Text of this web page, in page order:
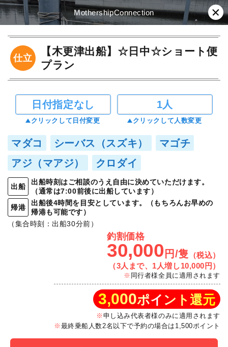
MothershipConnection
仕立
【木更津出船】☆日中☆ショート便
プラン
日付指定なし
クリックして日付変更
1人
クリックして人数変更
マダコ シーバス（スズキ）
マゴチ
アジ（マアジ）
クロダイ
出船
出船時刻はご相談のうえ自由に決めていただけます。
（通常は7:00前後に出船しています）
帰港
出船後4時間を目安としています。（もちろんお早めの
帰港も可能です）
（集合時刻：出船30分前）
釣割価格
30,000 円/隻
（税込）
（3人まで、1人増し10,000円）
同行者様全員に適用されます
3,000ポイント還元
申し込み代表者様のみに適用されます
最終乗船人数2名以下で予約の場合は1,500ポイント